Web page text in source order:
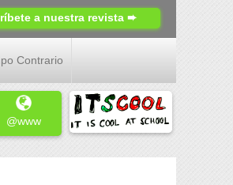
a nuestra revista ➨
Contrario
@www